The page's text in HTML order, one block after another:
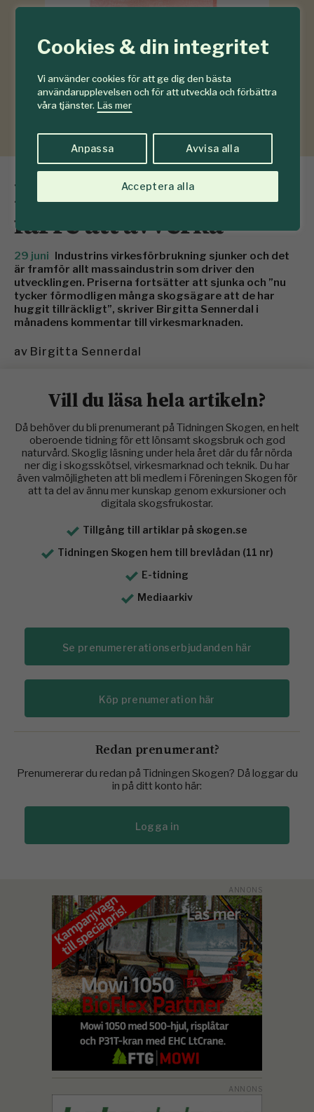
Cookies & din integritet
Vi använder cookies för att ge dig den bästa
användarupplevelsen och för att utveckla och förbättra
våra tjänster. Läs mer
Anpassa Avvisa alla
Acceptera alla
Låg lönsamhet får
färre att avverka
29 juni Industrins virkesförbrukning sjunker och det
är framför allt massaindustrin som driver den
utvecklingen. Priserna fortsätter att sjunka och ”nu
tycker förmodligen många skogsägare att de har
huggit tillräckligt”, skriver Birgitta Sennerdal i
månadens kommentar till virkesmarknaden.
av Birgitta Sennerdal
Vill du läsa hela artikeln?
Då behöver du bli prenumerant på Tidningen Skogen, en helt
oberoende tidning för ett lönsamt skogsbruk och god
naturvård. Skoglig läsning under hela året där du får nörda
ner dig i skogsskötsel, virkesmarknad och teknik. Du har
även valmöjligheten att bli medlem i Föreningen Skogen för
att ta del av ännu mer kunskap genom exkursioner och
digitala skogsfrukostar.
Tillgång till artiklar på skogen.se
Tidningen Skogen hem till brevlådan (11 nr)
E-tidning
Mediaarkiv
Se prenumererationserbjudanden här
Köp prenumeration här
Redan prenumerant?
Prenumererar du redan på Tidningen Skogen? Då loggar du
in på ditt konto här:
Logga in